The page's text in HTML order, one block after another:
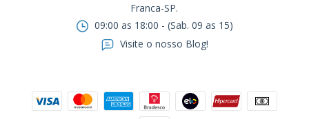
Franca-SP.ㅤㅤㅤㅤㅤㅤㅤㅤㅤㅤㅤ
09:00 as 18:00 - (Sab. 09 as 15)
Visite o nosso Blog!